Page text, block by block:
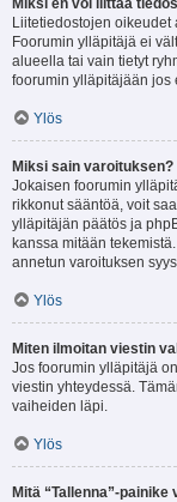
Miksi en voi liittää
Liitetiedostojen
Foorumin ylläpitäjä ei
alueella tai vain tietyt
foorumin ylläpitäjään jos
Ylös
Miksi sain varoituksen?
Jokaisen foorumin
rikkonut sääntöä, voit
ylläpitäjän päätös ja
kanssa mitään
annetun varoituksen
Ylös
Miten ilmoitan viestin
Jos foorumin ylläpitäjä
viestin yhteydessä.
vaiheiden läpi.
Ylös
Mitä “Tallenna”-